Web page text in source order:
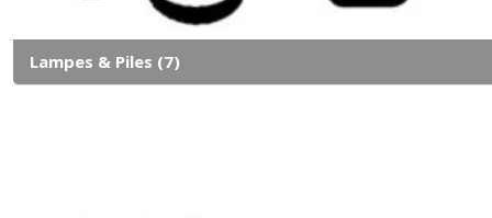
Lampes & Piles (7)